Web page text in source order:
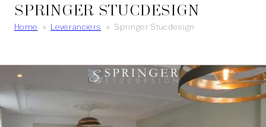
SPRINGER STUCDESIGN
Home » Leveranciers » Springer Stucdesign